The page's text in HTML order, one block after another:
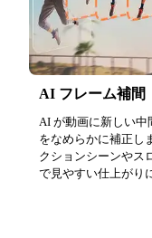
AI フレーム補間
AI が動画に新しい中
をなめらかに補正し
クションシーンやス
で見やすい仕上がり